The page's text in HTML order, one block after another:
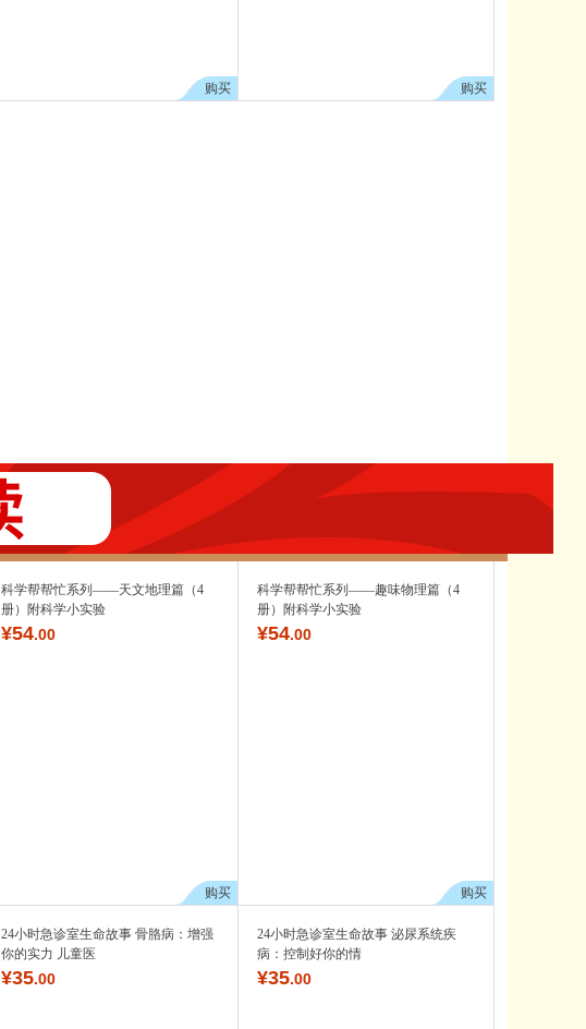
购买 购买
科学帮帮忙系列——天文地理篇（4
册）附科学小实验
¥54.00
购买
科学帮帮忙系列——趣味物理篇（4
册）附科学小实验
¥54.00
购买
24小时急诊室生命故事 骨胳病：增强
你的实力 儿童医
¥35.00
24小时急诊室生命故事 泌尿系统疾
病：控制好你的情
¥35.00